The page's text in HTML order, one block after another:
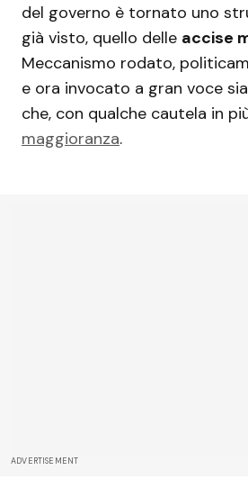
del governo è tornato uno
già visto, quello delle accise
Meccanismo rodato,
e ora invocato a gran voce
che, con qualche cautela in
maggioranza.
ADVERTISEMENT